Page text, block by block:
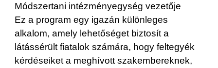
Módszertani intézményegység vezetője
Ez a program egy igazán különleges
alkalom, amely lehetőséget biztosít a
látássérült fiatalok számára, hogy feltegyék
kérdéseiket a meghívott szakembereknek,